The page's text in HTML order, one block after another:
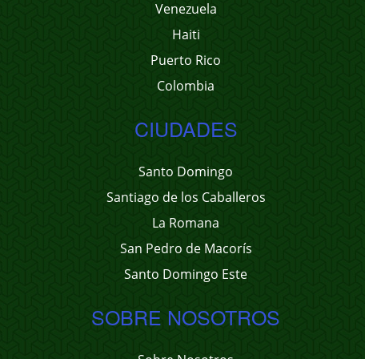
Venezuela
Haiti
Puerto Rico
Colombia
CIUDADES
Santo Domingo
Santiago de los Caballeros
La Romana
San Pedro de Macorís
Santo Domingo Este
SOBRE NOSOTROS